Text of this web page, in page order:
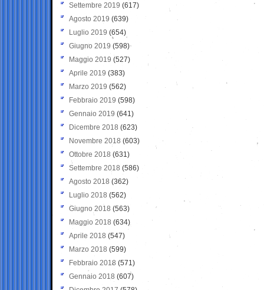
Settembre 2019 (617)
Agosto 2019 (639)
Luglio 2019 (654)
Giugno 2019 (598)
Maggio 2019 (527)
Aprile 2019 (383)
Marzo 2019 (562)
Febbraio 2019 (598)
Gennaio 2019 (641)
Dicembre 2018 (623)
Novembre 2018 (603)
Ottobre 2018 (631)
Settembre 2018 (586)
Agosto 2018 (362)
Luglio 2018 (562)
Giugno 2018 (563)
Maggio 2018 (634)
Aprile 2018 (547)
Marzo 2018 (599)
Febbraio 2018 (571)
Gennaio 2018 (607)